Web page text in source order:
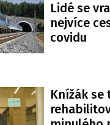
Lidé se
nejvíce
covidu
Knížák se